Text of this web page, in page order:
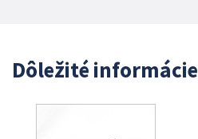
Dôležité informácie